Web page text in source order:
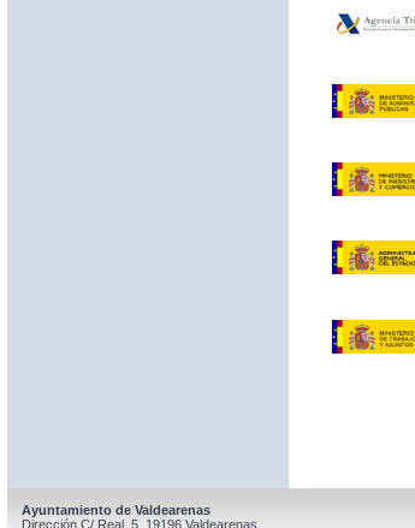
Ayuntamiento de Valdearenas
Dirección C/ Real, 5, 19196 Valdearenas